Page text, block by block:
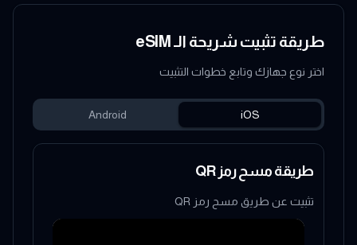
طريقة تثبيت شريحة الـ eSIM
اختر نوع جهازك وتابع خطوات التثبيت
iOS
Android
طريقة مسح رمز QR
تثبيت عن طريق مسح رمز QR